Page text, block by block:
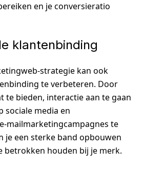
en je conversieratio
klantenbinding
strategie kan ook
te verbeteren. Door
te bieden, interactie aan te gaan
sociale media en
mailmarketingcampagnes te
je een sterke band opbouwen
betrokken houden bij je merk.